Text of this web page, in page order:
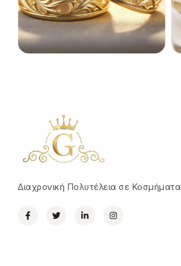
Διαχρονική Πολυτέλεια σε Κοσμήματα